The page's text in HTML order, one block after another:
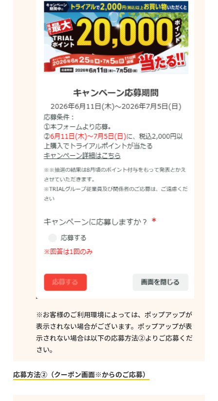
※お客様のご利用環境によっては、ポップアップが
表示されない場合がございます。ポップアップが表
示されない場合は以下の応募方法②よりご応募くだ
さい。
応募方法②（クーポン画面※からのご応募）